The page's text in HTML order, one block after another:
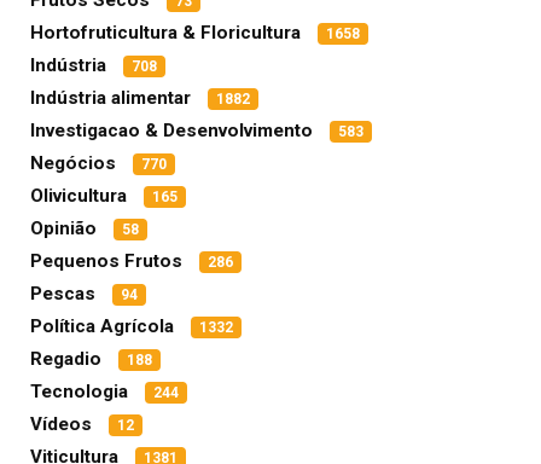
Hortofruticultura & Floricultura 1658
Indústria 708
Indústria alimentar 1882
Investigacao & Desenvolvimento 583
Negócios 770
Olivicultura 165
Opinião 58
Pequenos Frutos 286
Pescas 94
Política Agrícola 1332
Regadio 188
Tecnologia 244
Vídeos 12
Viticultura 1381